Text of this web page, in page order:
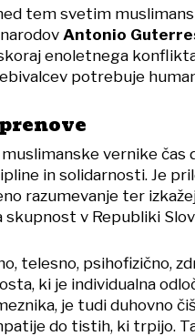
tem svetim
Antonio
enoletnega
potrebuje
muslimanske vernike čas
in solidarnosti. Je
razumevanje ter
skupnost v Republiki
telesno, psihofizično,
ki je individualna
je tudi duhovno
do tistih, ki trpijo.